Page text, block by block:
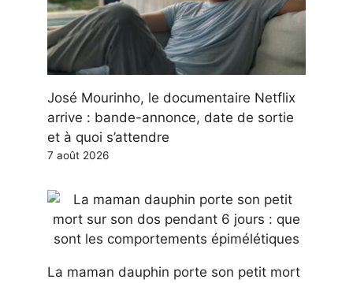
José Mourinho, le documentaire Netflix
arrive : bande-annonce, date de sortie
et à quoi s’attendre
7 août 2026
La maman dauphin porte son petit mort